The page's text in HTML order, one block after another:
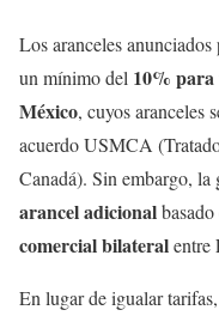
Los aranceles
un mínimo del 10% para
México, cuyos aranceles
acuerdo USMCA
Canadá). Sin embargo, la
arancel adicional
comercial bilateralentre
En lugar de igualar